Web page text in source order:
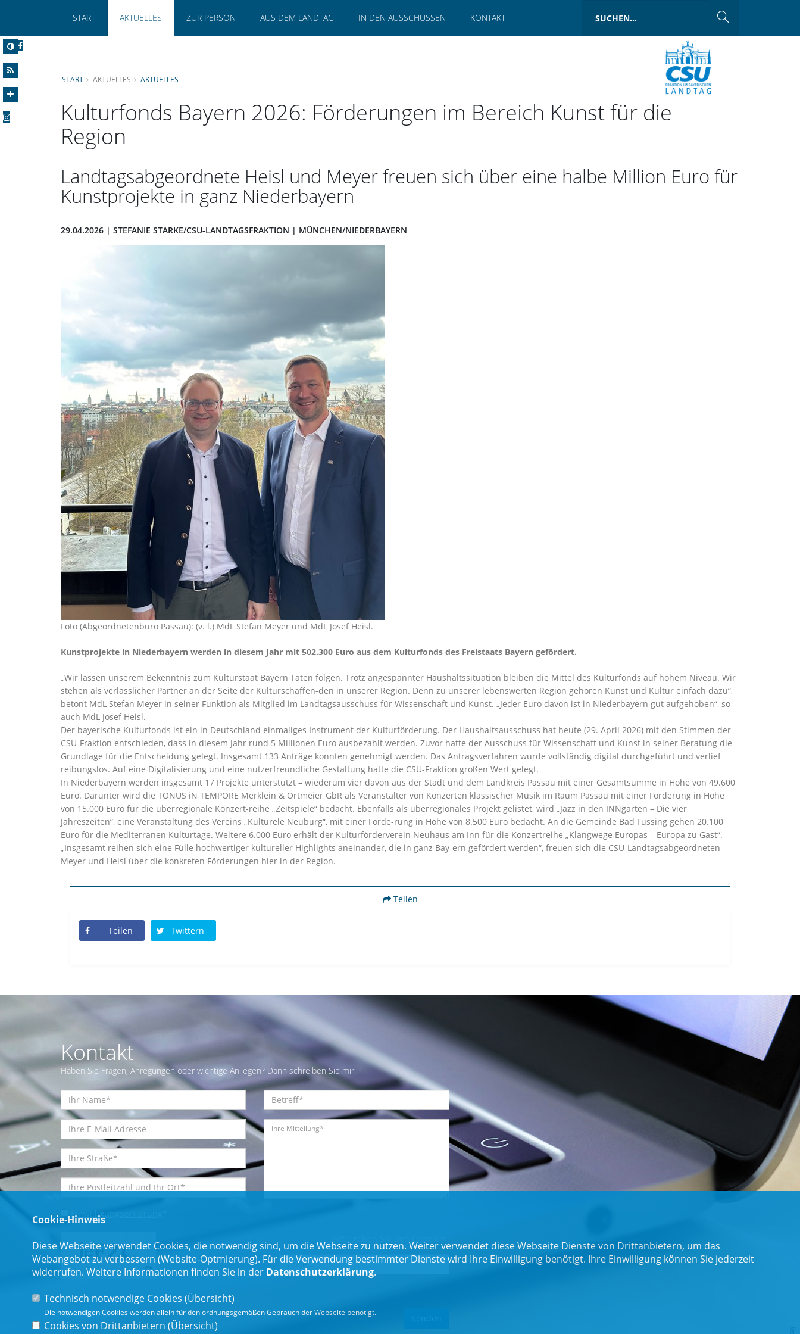
START AKTUELLES ZUR PERSON AUS DEM LANDTAG IN DEN AUSSCHÜSSEN KONTAKT
START AKTUELLES AKTUELLES
Kulturfonds Bayern 2026: Förderungen im Bereich Kunst für die
Region
Landtagsabgeordnete Heisl und Meyer freuen sich über eine halbe Million Euro für
Kunstprojekte in ganz Niederbayern
29.04.2026 | STEFANIE STARKE/CSU-LANDTAGSFRAKTION | MÜNCHEN/NIEDERBAYERN
Foto (Abgeordnetenbüro Passau): (v. l.) MdL Stefan Meyer und MdL Josef Heisl.
Kunstprojekte in Niederbayern werden in diesem Jahr mit 502.300 Euro aus dem Kulturfonds des Freistaats Bayern gefördert.
Wir lassen unserem Bekenntnis zum Kulturstaat Bayern Taten folgen. Trotz angespannter Haushaltssituation bleiben die Mittel des Kulturfonds auf hohem Niveau. Wir
stehen als verlässlicher Partner an der Seite der Kulturschaffen-den in unserer Region. Denn zu unserer lebenswerten Region gehören Kunst und Kultur einfach dazu“,
betont MdL Stefan Meyer in seiner Funktion als Mitglied im Landtagsausschuss für Wissenschaft und Kunst. „Jeder Euro davon ist in Niederbayern gut aufgehoben“, so
auch MdL Josef Heisl.
Der bayerische Kulturfonds ist ein in Deutschland einmaliges Instrument der Kulturförderung. Der Haushaltsausschuss hat heute (29. April 2026) mit den Stimmen der
CSU-Fraktion entschieden, dass in diesem Jahr rund 5 Millionen Euro ausbezahlt werden. Zuvor hatte der Ausschuss für Wissenschaft und Kunst in seiner Beratung die
Grundlage für die Entscheidung gelegt. Insgesamt 133 Anträge konnten genehmigt werden. Das Antragsverfahren wurde vollständig digital durchgeführt und verlief
reibungslos. Auf eine Digitalisierung und eine nutzerfreundliche Gestaltung hatte die CSU-Fraktion großen Wert gelegt.
In Niederbayern werden insgesamt 17 Projekte unterstützt – wiederum vier davon aus der Stadt und dem Landkreis Passau mit einer Gesamtsumme in Höhe von 49.600
Euro. Darunter wird die TONUS iN TEMPORE Merklein & Ortmeier GbR als Veranstalter von Konzerten klassischer Musik im Raum Passau mit einer Förderung in Höhe
von 15.000 Euro für die überregionale Konzert-reihe „Zeitspiele“ bedacht. Ebenfalls als überregionales Projekt gelistet, wird „Jazz in den INNgärten – Die vier
Jahreszeiten“, eine Veranstaltung des Vereins „Kulturele Neuburg“, mit einer Förde-rung in Höhe von 8.500 Euro bedacht. An die Gemeinde Bad Füssing gehen 20.100
Euro für die Mediterranen Kulturtage. Weitere 6.000 Euro erhält der Kulturförderverein Neuhaus am Inn für die Konzertreihe „Klangwege Europas – Europa zu Gast“.
Insgesamt reihen sich eine Fülle hochwertiger kultureller Highlights aneinander, die in ganz Bay-ern gefördert werden“, freuen sich die CSU-Landtagsabgeordneten
Meyer und Heisl über die konkreten Förderungen hier in der Region.
Teilen
Teilen Twittern
Kontakt
Haben Sie Fragen, Anregungen oder wichtige Anliegen? Dann schreiben Sie mir!
Einwilligungserklärung
* Pflichtfeld
Cookie-Hinweis
Diese Webseite verwendet Cookies, die notwendig sind, um die Webseite zu nutzen. Weiter verwendet diese Webseite Dienste von Drittanbietern, um das
Webangebot zu verbessern (Website-Optmierung). Für die Verwendung bestimmter Dienste wird Ihre Einwilligung benötigt. Ihre Einwilligung können Sie jederzeit
widerrufen. Weitere Informationen finden Sie in der Datenschutzerklärung.
Technisch notwendige Cookies (Übersicht)
Die notwendigen Cookies werden allein für den ordnungsgemäßen Gebrauch der Webseite benötigt.
Cookies von Drittanbietern (Übersicht)